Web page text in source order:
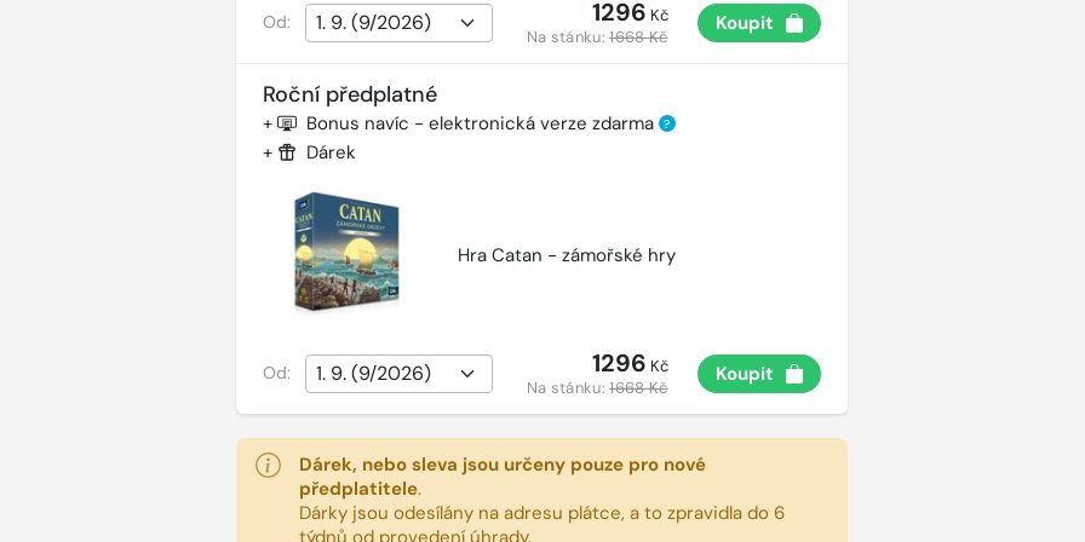
Od: 1296 Kč
Na stánku:1668 Kč
Koupit
Roční předplatné
+ Bonus navíc - elektronická verze zdarma ?
+ Dárek
Hra Catan - zámořské hry
Od: 1296 Kč
Na stánku:1668 Kč
Koupit
Dárek, nebo sleva jsou určeny pouze pro nové
předplatitele.
Dárky jsou odesílány na adresu plátce, a to zpravidla do 6